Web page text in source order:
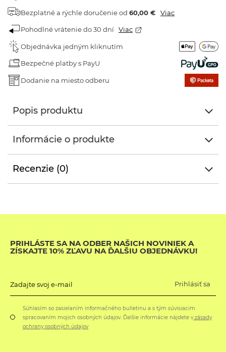
Bezplatné a rýchle doručenieod 60,00 € Viac
Pohodlné vrátenie do 30 dní Viac
Objednávka jedným kliknutím
Bezpečné platby s PayU
Dodanie na miesto odberu
Popis produktu
Informácie o produkte
Recenzie (0)
PRIHLÁSTE SA NA ODBER NAŠICH NOVINIEK A
ZÍSKAJTE 10% ZĽAVU NA ĎALŠIU OBJEDNÁVKU!
Zadajte svoj e-mail Prihlásiť sa
Súhlasím so zasielaním informačného bulletinu a s tým súvisiacim
spracovaním mojich osobných údajov. Ďalšie informácie nájdete vzásady
ochrany osobných údajov